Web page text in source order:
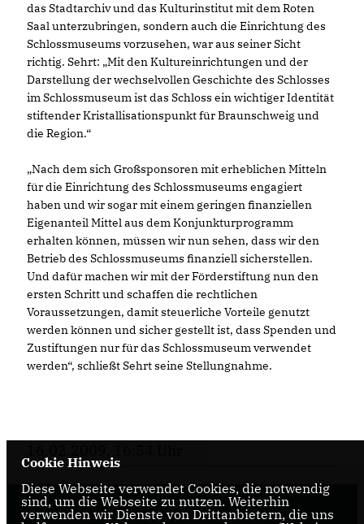
das Stadtarchiv und das Kulturinstitut mit dem Roten
Saal unterzubringen, sondern auch die Einrichtung des
Schlossmuseums vorzusehen, war aus seiner Sicht
richtig. Sehrt: „Mit den Kultureinrichtungen und der
Darstellung der wechselvollen Geschichte des Schlosses
im Schlossmuseum ist das Schloss ein wichtiger Identität
stiftender Kristallisationspunkt für Braunschweig und
die Region.“
Nach dem sich Großsponsoren mit erheblichen Mitteln
für die Einrichtung des Schlossmuseums engagiert
haben und wir sogar mit einem geringen finanziellen
Eigenanteil Mittel aus dem Konjunkturprogramm
erhalten können, müssen wir nun sehen, dass wir den
Betrieb des Schlossmuseums finanziell sicherstellen.
Und dafür machen wir mit der Förderstiftung nun den
ersten Schritt und schaffen die rechtlichen
Voraussetzungen, damit steuerliche Vorteile genutzt
werden können und sicher gestellt ist, dass Spenden und
Zustiftungen nur für das Schlossmuseum verwendet
werden“, schließt Sehrt seine Stellungnahme.
Internetseite der CDU-Fraktion im Rat der Stadt
Cookie Hinweis
Diese Webseite verwendet Cookies, die notwendig
sind, um die Webseite zu nutzen. Weiterhin
verwenden wir Dienste von Drittanbietern, die uns